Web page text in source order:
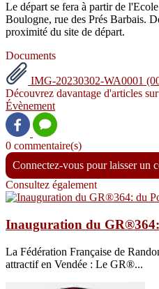
Le départ se fera à partir de
Boulogne, rue des Prés Barbais.
proximité du site de départ.
Documents
IMG-20230302-WA0001
Découvrez davantage d'articles
Évènement
0 commentaire(s)
Connectez-vous pour laisser un
Consultez également
Inauguration du
La Fédération Française de
attractif en Vendée : Le GR®...